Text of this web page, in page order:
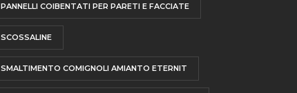
PANNELLI COIBENTATI PER PARETI E FACCIATE
SCOSSALINE
SMALTIMENTO COMIGNOLI AMIANTO ETERNIT